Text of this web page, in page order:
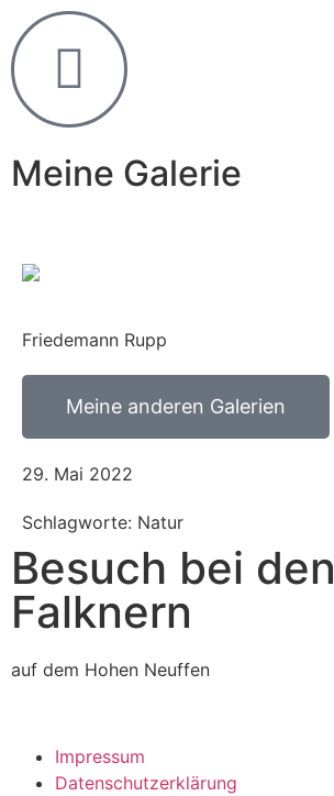
Meine Galerie
Friedemann Rupp
Meine anderen Galerien
29. Mai 2022
Schlagworte: Natur
Besuch bei den
Falknern
auf dem Hohen Neuffen
Impressum
Datenschutzerklärung